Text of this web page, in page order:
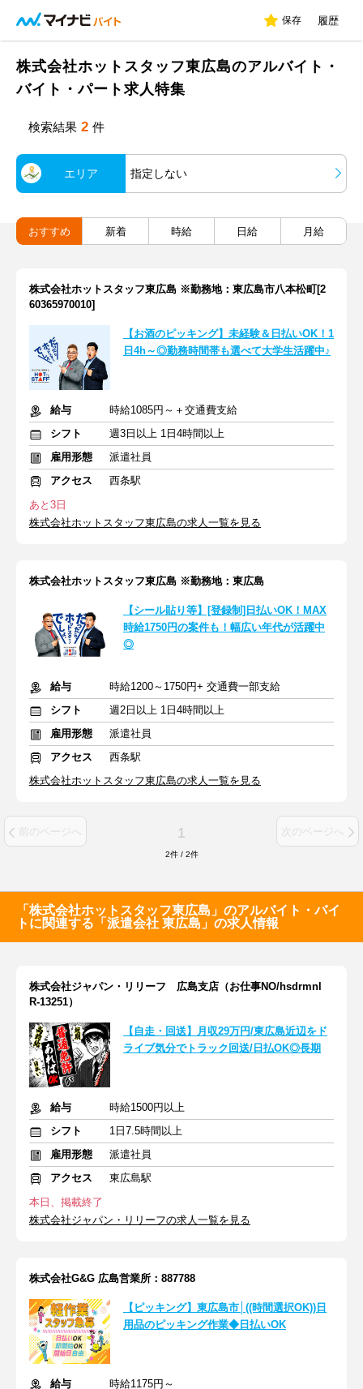
保存 履歴
株式会社ホットスタッフ東広島のアルバイト・
バイト・パート求人特集
検索結果 2 件
エリア 指定しない
おすすめ 新着 時給 日給 月給
株式会社ホットスタッフ東広島 ※勤務地：東広島市八本松町[2
60365970010]
【お酒のピッキング】未経験＆日払いOK！1
日4h～◎勤務時間帯も選べて大学生活躍中♪
給与
時給1085円～＋交通費支給
シフト
週3日以上 1日4時間以上
雇用形態
派遣社員
アクセス
西条駅
あと3日
株式会社ホットスタッフ東広島の求人一覧を見る
株式会社ホットスタッフ東広島 ※勤務地：東広島
【シール貼り等】[登録制]日払いOK！MAX
時給1750円の案件も！幅広い年代が活躍中
◎
給与
時給1200～1750円+ 交通費一部支給
シフト
週2日以上 1日4時間以上
雇用形態
派遣社員
アクセス
西条駅
株式会社ホットスタッフ東広島の求人一覧を見る
前のページへ 1 次のページへ
2件 / 2件
「株式会社ホットスタッフ東広島」のアルバイト・バイ
トに関連する「派遣会社 東広島」の求人情報
株式会社ジャパン・リリーフ 広島支店（お仕事NO/hsdrmnl
R-13251）
【自走・回送】月収29万円/東広島近辺をド
ライブ気分でトラック回送/日払OK◎長期
給与
時給1500円以上
シフト
1日7.5時間以上
雇用形態
派遣社員
アクセス
東広島駅
本日、掲載終了
株式会社ジャパン・リリーフの求人一覧を見る
株式会社G&G 広島営業所：887788
【ピッキング】東広島市│((時間選択OK))日
用品のピッキング作業◆日払いOK
給与
時給1175円～